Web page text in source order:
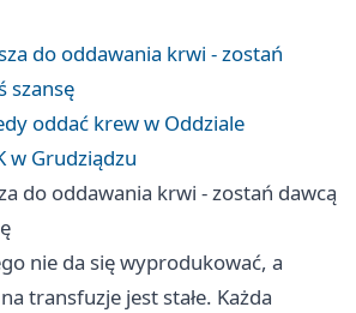
do oddawania krwi - zostań
szansę
oddać krew w Oddziale
w Grudziądzu
do oddawania krwi - zostań dawcą
nie da się wyprodukować, a
transfuzje jest stałe. Każda